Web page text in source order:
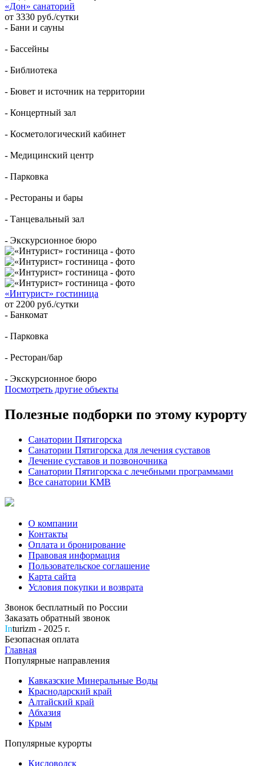
«Дон» санаторий
от 3330 руб./сутки
- Бани и сауны
- Бассейны
- Библиотека
- Бювет и источник на территории
- Концертный зал
- Косметологический кабинет
- Медицинский центр
- Парковка
- Рестораны и бары
- Танцевальный зал
- Экскурсионное бюро
«Интурист» гостиница
от 2200 руб./сутки
- Банкомат
- Парковка
- Ресторан/бар
- Экскурсионное бюро
Посмотреть другие объекты
Полезные подборки по этому курорту
Санатории Пятигорска
Санатории Пятигорска для лечения суставов
Лечение суставов и позвоночника
Санатории Пятигорска с лечебными программами
Все санатории КМВ
О компании
Контакты
Оплата и бронирование
Правовая информация
Пользовательское соглашение
Карта сайта
Условия покупки и возврата
Звонок бесплатный по России
Заказать обратный звонок
Inturizm - 2025 г.
Безопасная оплата
Главная
Популярные направления
Кавказские Минеральные Воды
Краснодарский край
Алтайский край
Абхазия
Крым
Популярные курорты
Кисловодск